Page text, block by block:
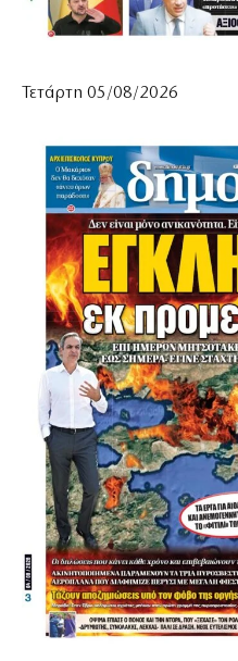
Τετάρτη 05/08/2026